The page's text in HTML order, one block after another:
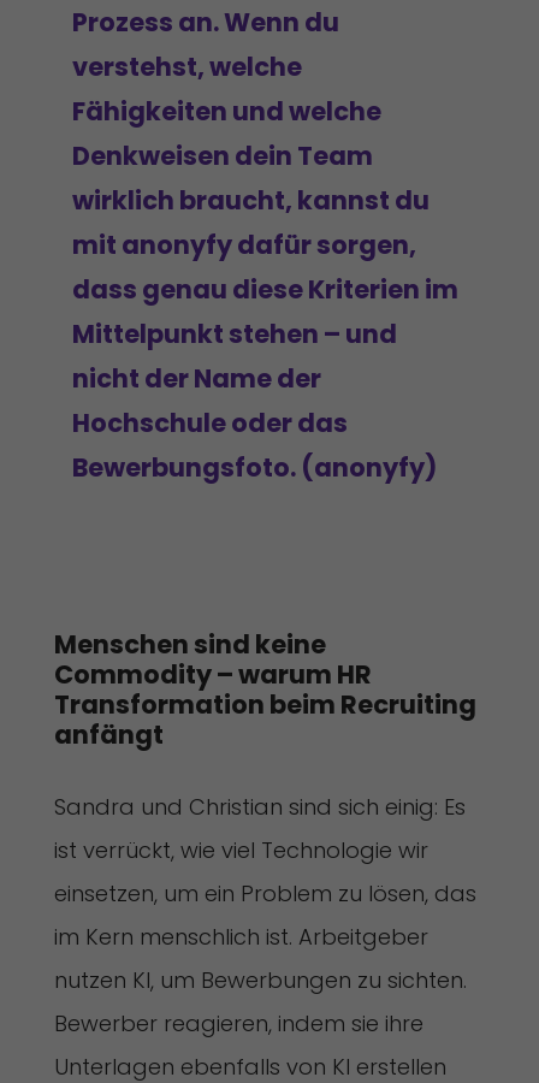
Prozess an. Wenn du
verstehst, welche
Fähigkeiten und welche
Denkweisen dein Team
wirklich braucht, kannst du
mit anonyfy dafür sorgen,
dass genau diese Kriterien im
Mittelpunkt stehen – und
nicht der Name der
Hochschule oder das
Bewerbungsfoto. (anonyfy)
Menschen sind keine
Commodity – warum HR
Transformation beim Recruiting
anfängt
Sandra und Christian sind sich einig: Es
ist verrückt, wie viel Technologie wir
einsetzen, um ein Problem zu lösen, das
im Kern menschlich ist. Arbeitgeber
nutzen KI, um Bewerbungen zu sichten.
Bewerber reagieren, indem sie ihre
Unterlagen ebenfalls von KI erstellen